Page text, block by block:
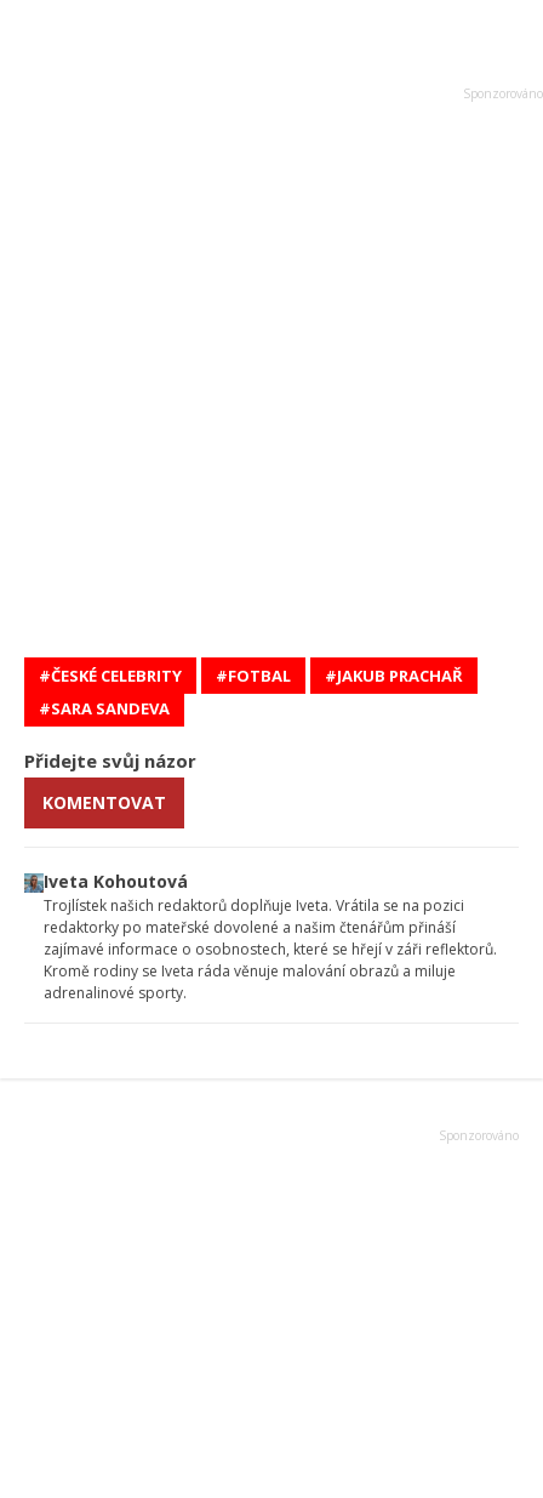
ČESKÉ CELEBRITY FOTBAL
JAKUB PRACHAŘ
SARA SANDEVA
Přidejte svůj názor
KOMENTOVAT
Iveta Kohoutová
Trojlístek našich redaktorů doplňuje Iveta. Vrátila se na pozici
redaktorky po mateřské dovolené a našim čtenářům přináší
zajímavé informace o osobnostech, které se hřejí v záři reflektorů.
Kromě rodiny se Iveta ráda věnuje malování obrazů a miluje
adrenalinové sporty.